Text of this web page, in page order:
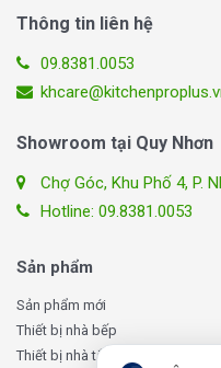
Hỗ trợ 24/7:Dịch vụ
mắc và hỗ trợ khi bạn
nhanh chóng, hãyinbox
Xem thêm chi tiết tại
Thông tin liên hệ
09.8381.0053
Showroom tại Quy Nhơn
Chợ Góc, Khu Phố 4, P.
Hotline: 09.8381.0053
Sản phẩm
Sản phẩm mới
Thiết bị nhà bếp
Thiết bị nhà tắm